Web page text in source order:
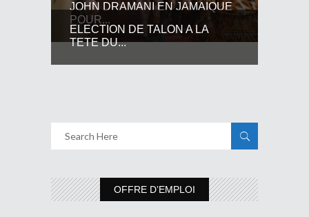
JOHN DRAMANI EN JAMAIQUE
POUR...
ELECTION DE TALON A LA
TETE DU...
OFFRE D’EMPLOI